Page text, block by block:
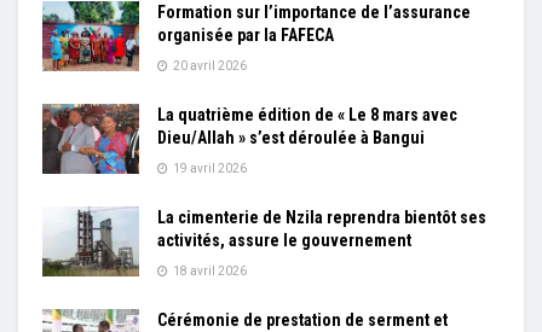
Formation sur l’importance de l’assurance
organisée par la FAFECA
20 avril 2026
La quatrième édition de « Le 8 mars avec
Dieu/Allah » s’est déroulée à Bangui
19 avril 2026
La cimenterie de Nzila reprendra bientôt ses
activités, assure le gouvernement
18 avril 2026
Cérémonie de prestation de serment et